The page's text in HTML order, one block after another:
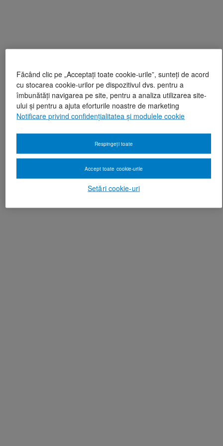
Făcând clic pe „Acceptați toate cookie-urile”, sunteți de acord
cu stocarea cookie-urilor pe dispozitivul dvs. pentru a
îmbunătăți navigarea pe site, pentru a analiza utilizarea site-
ului și pentru a ajuta eforturile noastre de marketing
Notificare privind confidențialitatea și modulele cookie
Setări cookie-uri
Respingeți toate
Accept toate cookie-urile